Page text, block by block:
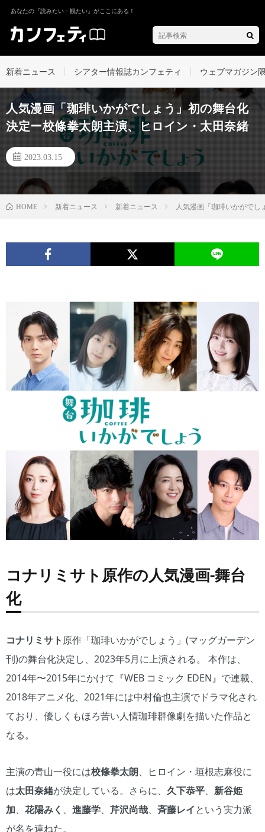
あなたの『読みたい・観たい』がここにある！
新着ニュース シアター情報誌カンフェティ ウェブマガジン
人気漫画「珈琲いかがでしょう」初の舞台化
決定ー校條拳太朗主演、ヒロイン・太田奈緒
2023.03.15
HOME 新着ニュース 新着ニュース 人気漫画「珈琲いかがで
コナリミサト原作の人気漫画-舞台
化
コナリミサト原作「珈琲いかがでしょう」(マッグガーデン
刊)の舞台化決定し、2023年5月に上演される。 本作は、
2014年〜2015年にかけて『WEB コミック EDEN』で連載、
2018年アニメ化、2021年には中村倫也主演でドラマ化され
ており、優しくもほろ苦い人情珈琲群像劇を描いた作品と
なる。
主演の青山一役には校條拳太朗、ヒロイン・垣根志麻役に
は太田奈緒が決定している。さらに、 久下恭平、 新谷姫
加、 花陽みく 、 進藤学、 芹沢尚哉、斉藤レイという実力派
が名を連ねた。